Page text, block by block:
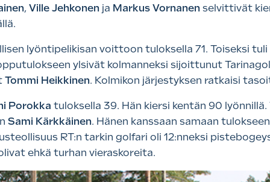
, Ville Jehkonen ja Markus Vornanen selvittivät
lyöntipelikisan voittoon tuloksella 71. Toiseksi
ylsivät kolmanneksi sijoittunut
Tommi Heikkinen. Kolmikon järjestyksen ratkaisi
Porokka tuloksella 39. Hän kiersi kentän 90 lyönnillä.
Sami Kärkkäinen. Hänen kanssaan samaan
RT:n tarkin golfari oli 12:nneksi
ehkä turhan vieraskoreita.